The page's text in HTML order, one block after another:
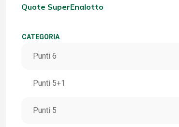
Quote SuperEnalotto
CATEGORIA
Punti 6
Punti 5+1
Punti 5